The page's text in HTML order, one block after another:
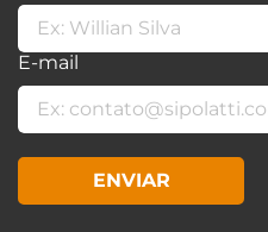
E-mail
ENVIAR